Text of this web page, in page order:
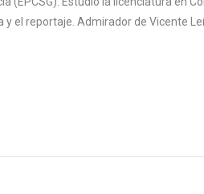
y el reportaje. Admirador de Vicente